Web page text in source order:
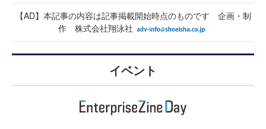
【AD】本記事の内容は記事掲載開始時点のものです 企画・制
作 株式会社翔泳社
イベント